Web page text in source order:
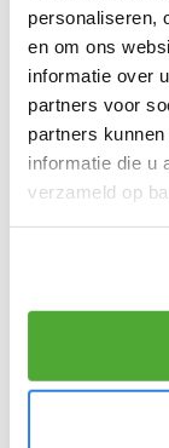
personaliseren,
en om ons
informatie over
partners voor
partners
informatie die u
verzameld op
3